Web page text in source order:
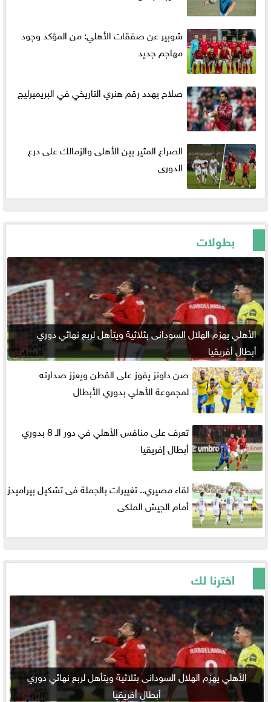
شوبير عن صفقات الأهلي: من المؤكد وجود
مهاجم جديد
صلاح يهدد رقم هنري التاريخي في البريميرليج
الصراع المثير بين الأهلى والزمالك على درع
الدورى
بطولات
الأهلي يهزم الهلال السودانى بثلاثية ويتأهل لربع نهائي دوري
أبطال أفريقيا
صن داونز يفوز على القطن ويعزز صدارته
لمجموعة الأهلي بدوري الأبطال
تعرف على منافس الأهلي في دور الـ 8 بدوري
أبطال إفريقيا
لقاء مصيري.. تغييرات بالجملة فى تشكيل بيراميدز
أمام الجيش الملكى
اخترنا لك
الأهلي يهزم الهلال السودانى بثلاثية ويتأهل لربع نهائي دوري
أبطال أفريقيا